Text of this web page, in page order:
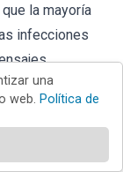
la mayoría
infecciones
en sí no
del
una
web. Política de